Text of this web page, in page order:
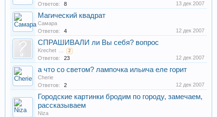
Ответов:
8 13 дек 2007
Магический квадрат
Самара
Ответов:
4 12 дек 2007
СПРАШИВАЛИ ли Вы себя? вопрос
Krechet ... 2
Ответов: 23 12 дек 2007
а что со светом? лампочка ильича еле горит
Cherie
Ответов:
2 12 дек 2007
Городские картинки бродим по городу, замечаем,
рассказываем
Niza